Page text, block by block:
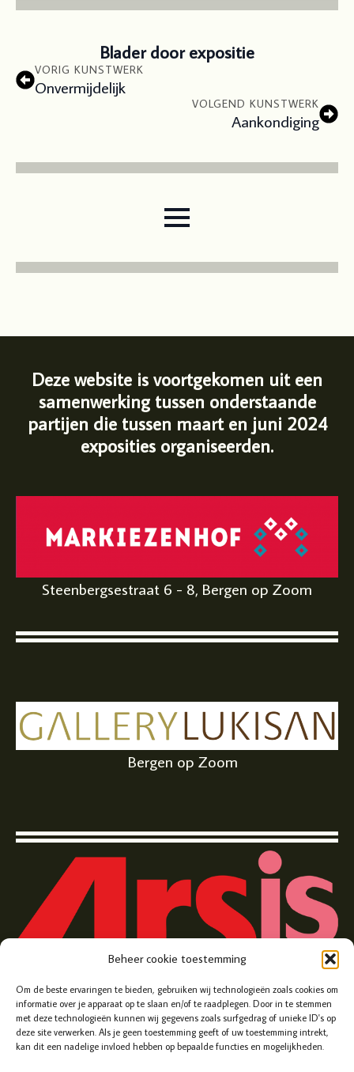
Beheer cookie toestemming
Om de beste ervaringen te bieden, gebruiken wij technologieën zoals cookies om
informatie over je apparaat op te slaan en/of te raadplegen. Door in te stemmen
met deze technologieën kunnen wij gegevens zoals surfgedrag of unieke ID's op
deze site verwerken. Als je geen toestemming geeft of uw toestemming intrekt,
kan dit een nadelige invloed hebben op bepaalde functies en mogelijkheden.
Blader door expositie
VORIG KUNSTWERK
Onvermijdelijk
VOLGEND KUNSTWERK
Aankondiging
Deze website is voortgekomen uit een
samenwerking tussen onderstaande
partijen die tussen maart en juni 2024
exposities organiseerden.
Steenbergsestraat 6 - 8, Bergen op Zoom
Bergen op Zoom
Zuivelplein 5, Bergen op Zoom